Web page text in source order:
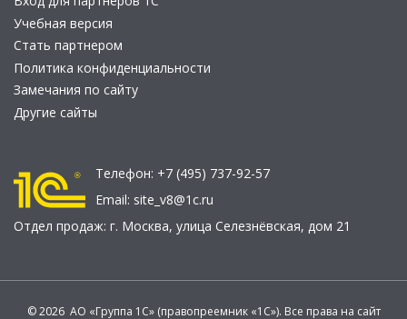
Учебная версия
Стать партнером
Политика конфиденциальности
Замечания по сайту
Другие сайты
Телефон: +7 (495) 737-92-57
Email: site_v8@1c.ru
Отдел продаж: г. Москва, улица Селезнёвская, дом 21
© 2026 АО «Группа 1С» (правопреемник «1С»). Все права на сайт